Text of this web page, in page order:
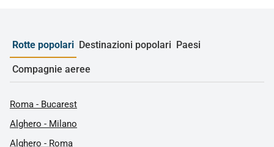
Rotte popolari Destinazioni popolari Paesi
Compagnie aeree
Roma - Bucarest
Alghero - Milano
Alghero - Roma